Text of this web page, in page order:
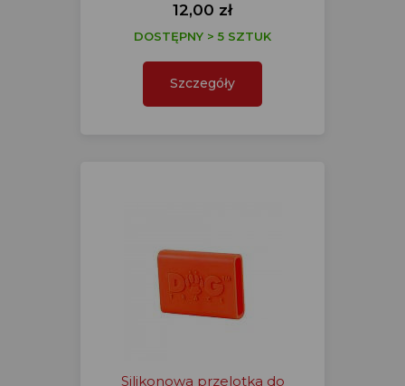
12,00 zł
DOSTĘPNY > 5 SZTUK
Szczegóły
Silikonowa przelotka do